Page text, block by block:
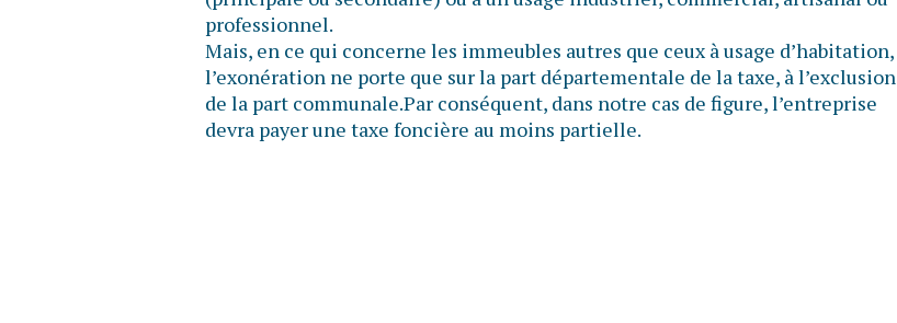
professionnel.
Mais, en ce qui concerne les immeubles autres que ceux à usage d’habitation,
l’exonération ne porte que sur la part départementale de la taxe, à l’exclusion
de la part communale.Par conséquent, dans notre cas de figure, l’entreprise
devra payer une taxe foncière au moins partielle.